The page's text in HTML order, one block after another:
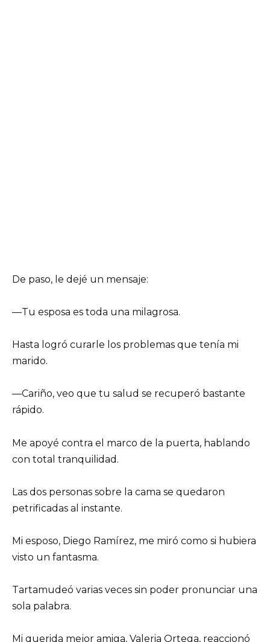
De paso, le dejé un mensaje:
—Tu esposa es toda una milagrosa.
Hasta logró curarle los problemas que tenía mi
marido.
—Cariño, veo que tu salud se recuperó bastante
rápido.
Me apoyé contra el marco de la puerta, hablando
con total tranquilidad.
Las dos personas sobre la cama se quedaron
petrificadas al instante.
Mi esposo, Diego Ramírez, me miró como si hubiera
visto un fantasma.
Tartamudeó varias veces sin poder pronunciar una
sola palabra.
Mi querida mejor amiga, Valeria Ortega, reaccionó